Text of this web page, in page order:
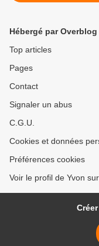
Hébergé par Overblog
Top articles
Pages
Contact
Signaler un abus
C.G.U.
Cookies et données
Préférences cookies
Voir le profil de Yvon